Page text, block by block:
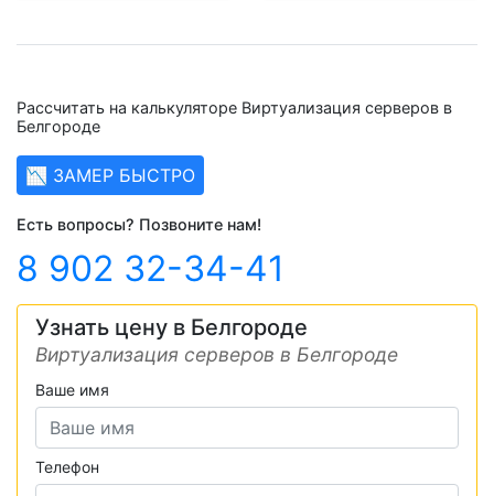
Рассчитать на калькуляторе Виртуализация серверов в
Белгороде
📉 ЗАМЕР БЫСТРО
Есть вопросы? Позвоните нам!
8 902 32-34-41
Узнать цену в Белгороде
Виртуализация серверов в Белгороде
Ваше имя
Телефон